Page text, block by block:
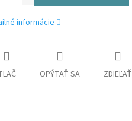
informácie
OPÝTAŤ SA ZDIEĽAŤ